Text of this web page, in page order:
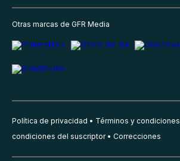
Otras marcas de GFR Media
Política de privacidad Términos y condiciones
condiciones del suscriptor
Correcciones